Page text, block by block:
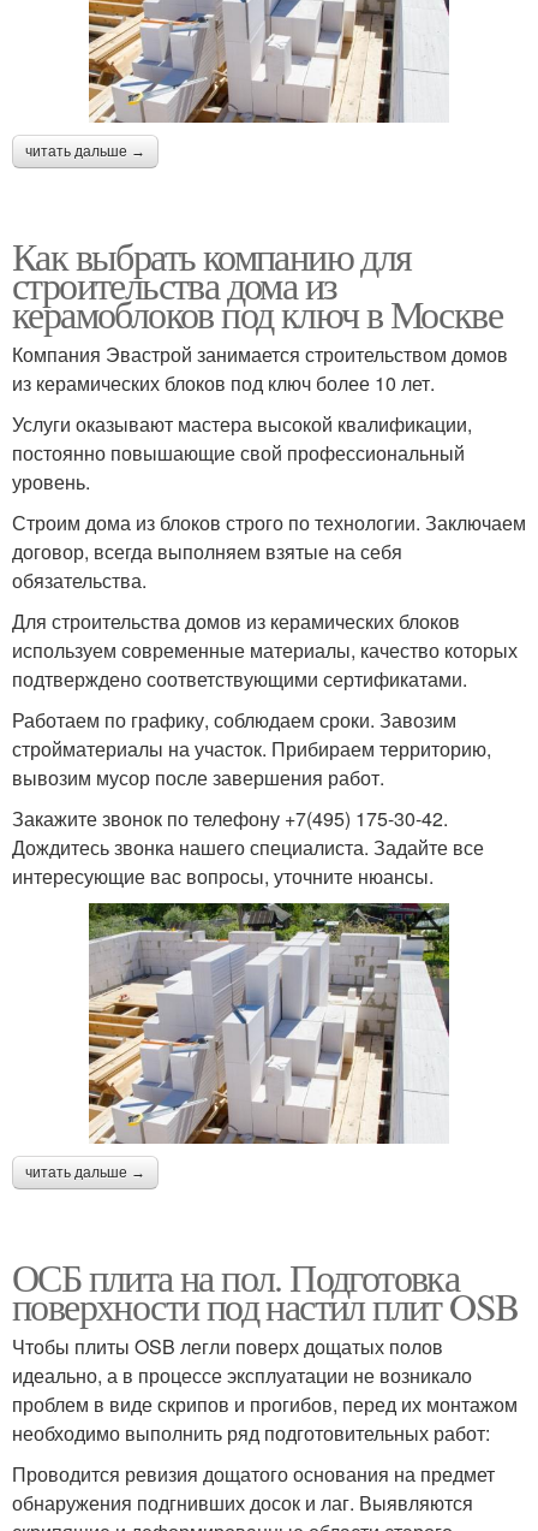
читать дальше →
Как выбрать компанию для
строительства дома из
керамоблоков под ключ в Москве
Компания Эвастрой занимается строительством домов
из керамических блоков под ключ более 10 лет.
Услуги оказывают мастера высокой квалификации,
постоянно повышающие свой профессиональный
уровень.
Строим дома из блоков строго по технологии. Заключаем
договор, всегда выполняем взятые на себя
обязательства.
Для строительства домов из керамических блоков
используем современные материалы, качество которых
подтверждено соответствующими сертификатами.
Работаем по графику, соблюдаем сроки. Завозим
стройматериалы на участок. Прибираем территорию,
вывозим мусор после завершения работ.
Закажите звонок по телефону +7(495) 175-30-42.
Дождитесь звонка нашего специалиста. Задайте все
интересующие вас вопросы, уточните нюансы.
читать дальше →
ОСБ плита на пол. Подготовка
поверхности под настил плит OSB
Чтобы плиты OSB легли поверх дощатых полов
идеально, а в процессе эксплуатации не возникало
проблем в виде скрипов и прогибов, перед их монтажом
необходимо выполнить ряд подготовительных работ:
Проводится ревизия дощатого основания на предмет
обнаружения подгнивших досок и лаг. Выявляются